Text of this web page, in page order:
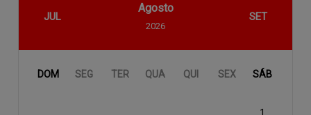
JUL
Agosto
2026
SET
DOM SEG TER QUA QUI SEX SÁB